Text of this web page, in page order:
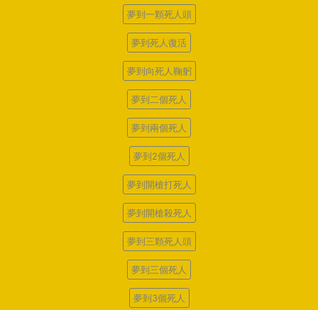
夢到一顆死人頭
夢到死人復活
夢到向死人鞠躬
夢到二個死人
夢到兩個死人
夢到2個死人
夢到開槍打死人
夢到開槍殺死人
夢到三顆死人頭
夢到三個死人
夢到3個死人